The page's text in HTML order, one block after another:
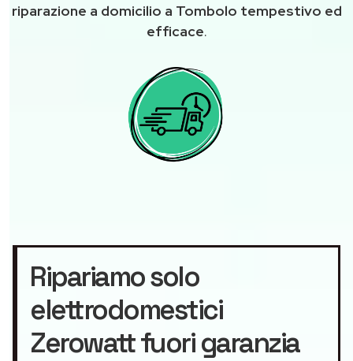
riparazione a domicilio a Tombolo tempestivo ed
efficace.
Ripariamo solo
elettrodomestici
Zerowatt fuori garanzia